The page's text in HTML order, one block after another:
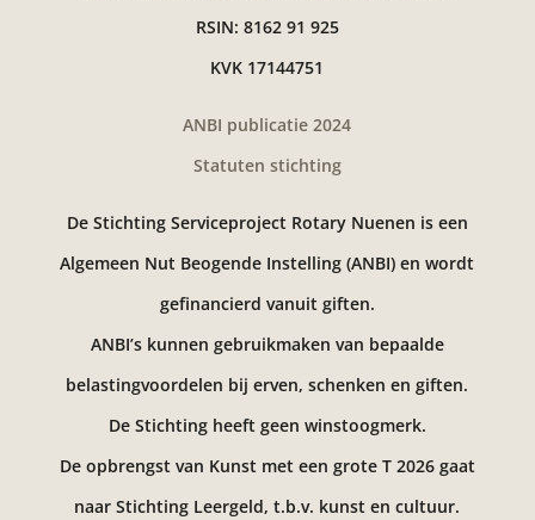
RSIN: 8162 91 925
KVK 17144751
ANBI publicatie 2024
Statuten stichting
De Stichting Serviceproject Rotary Nuenen is een
Algemeen Nut Beogende Instelling (ANBI) en wordt
gefinancierd vanuit giften.
ANBI’s kunnen gebruikmaken van bepaalde
belastingvoordelen bij erven, schenken en giften.
De Stichting heeft geen winstoogmerk.
De opbrengst van Kunst met een grote T 2026 gaat
naar Stichting Leergeld, t.b.v. kunst en cultuur.